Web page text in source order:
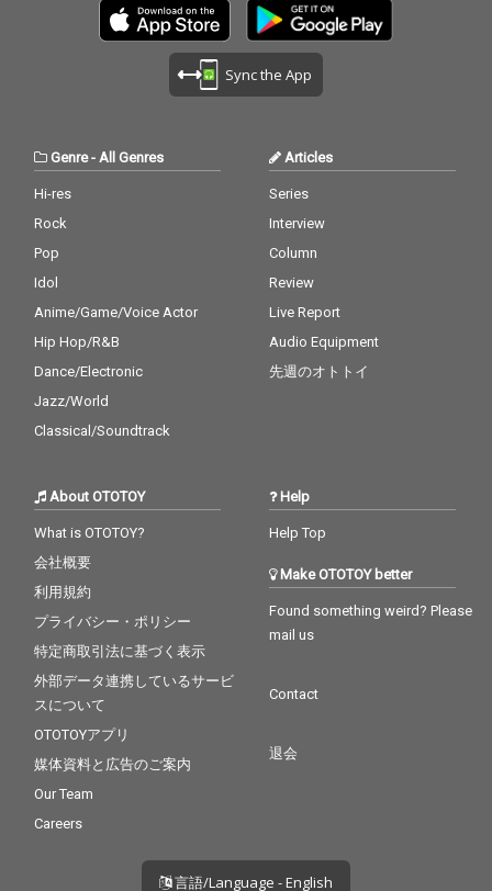
Sync the App
Genre-All Genres
Hi-res
Rock
Pop
Idol
Anime/Game/Voice Actor
Hip Hop/R&B
Dance/Electronic
Jazz/World
Classical/Soundtrack
Articles
Series
Interview
Column
Review
Live Report
Audio Equipment
先週のオトトイ
About OTOTOY
What is OTOTOY?
会社概要
利用規約
プライバシー・ポリシー
特定商取引法に基づく表示
外部データ連携しているサービ
スについて
OTOTOYアプリ
媒体資料と広告のご案内
Our Team
Careers
Help
Help Top
Make OTOTOY better
Found something weird? Please
mail us
Contact
退会
言語/Language - English